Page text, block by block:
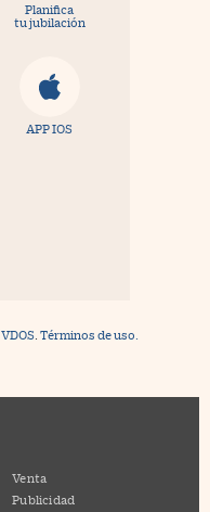
Planifica
tu jubilación
APP IOS
VDOS Términos de uso.
Venta
Publicidad